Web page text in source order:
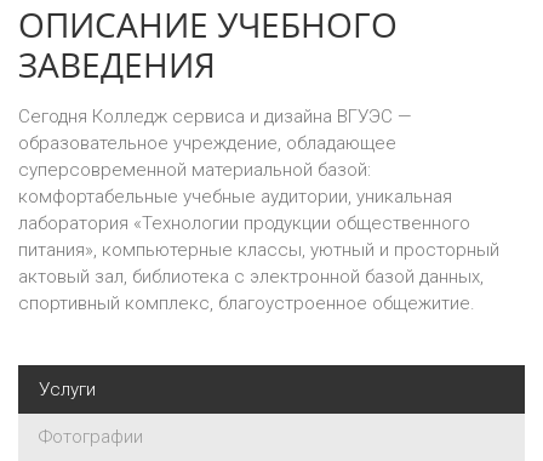
ОПИСАНИЕ УЧЕБНОГО
ЗАВЕДЕНИЯ
Сегодня Колледж сервиса и дизайна ВГУЭС —
образовательное учреждение, обладающее
суперсовременной материальной базой:
комфортабельные учебные аудитории, уникальная
лаборатория «Технологии продукции общественного
питания», компьютерные классы, уютный и просторный
актовый зал, библиотека с электронной базой данных,
спортивный комплекс, благоустроенное общежитие.
Услуги
Фотографии